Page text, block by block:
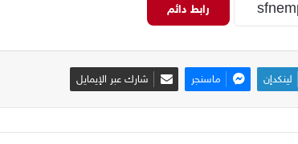
رابط دائم
لينكدإن ماسنجر شارك عبر الإيمايل